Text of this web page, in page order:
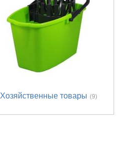
Хозяйственные товары (9)